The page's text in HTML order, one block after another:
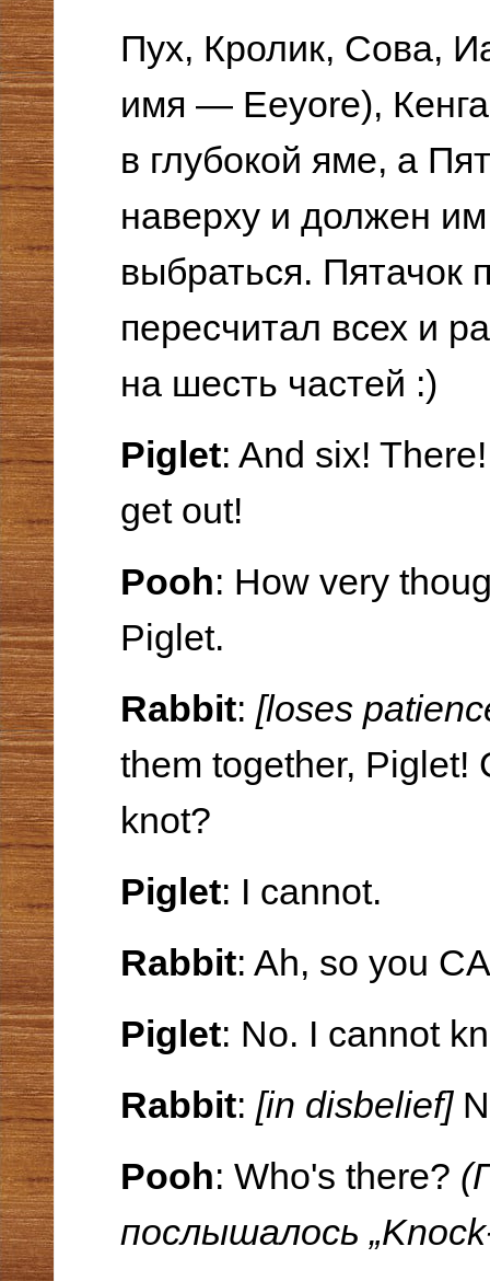
Пух, Кролик, Сова,
имя — Eeyore),
в глубокой яме, а
наверху и должен
выбраться. Пятачок
пересчитал всех и
на шесть частей :)
Piglet: And six!
get out!
Pooh: How very
Piglet.
Rabbit: [loses
them together, Piglet!
knot?
Piglet: I cannot.
Rabbit: Ah, so you
Piglet: No. I cannot
Rabbit: [in disbelief]
Pooh: Who's there? (
послышалось